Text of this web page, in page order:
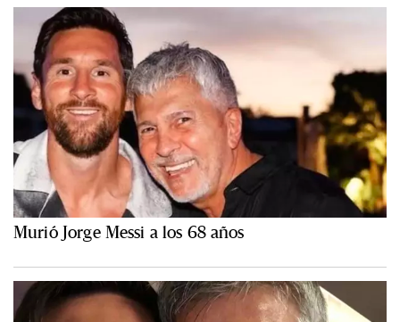
Murió Jorge Messi a los 68 años